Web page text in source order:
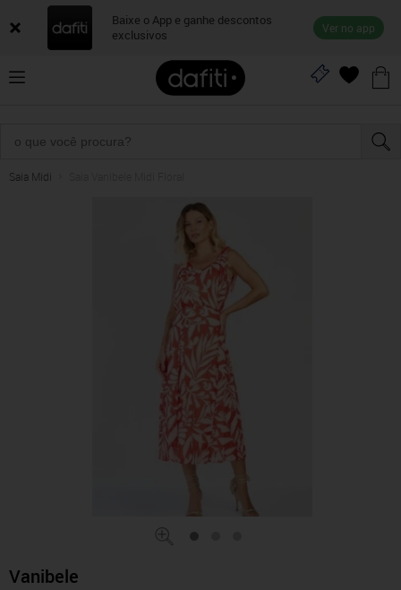
Baixe o App e ganhe descontos
exclusivos
Ver no app
Saia Midi
Vanibele